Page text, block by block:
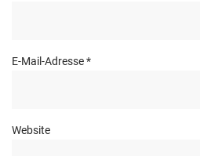
E-Mail-Adresse*
Website